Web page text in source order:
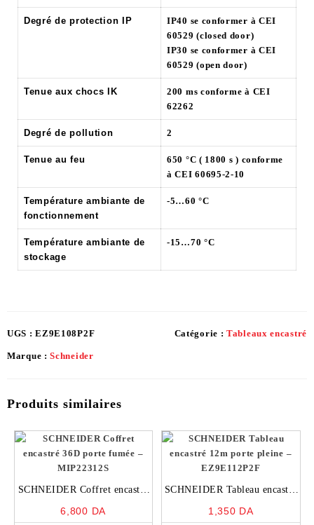
Degré de protection IP
IP40 se conformer à CEI
60529 (closed door)
IP30 se conformer à CEI
60529 (open door)
Tenue aux chocs IK
200 ms conforme à CEI
62262
Degré de pollution 2
Tenue au feu
650 °C ( 1800 s ) conforme
à CEI 60695-2-10
Température ambiante de
fonctionnement
-5…60 °C
Température ambiante de
stockage
-15…70 °C
UGS :EZ9E108P2F Catégorie :Tableaux encastré
Marque :Schneider
Produits similaires
SCHNEIDER Coffret encastré
6,800 DA
SCHNEIDER Tableau encastré
EZ9E112P2F
1,350 DA